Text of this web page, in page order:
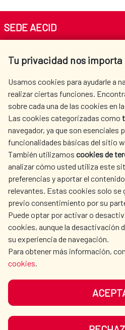
Tu privacidad nos importa
Usamos cookies para ayudarle a
realizar ciertas funciones.
sobre cada una de las cookies en
Las cookies categorizadas como
navegador, ya que son esenciales
funcionalidades básicas del sitio
También utilizamos cookies de
analizar cómo usted utiliza este
preferencias y aportar el
relevantes. Estas cookies solo se
previo consentimiento por su
Puede optar por activar o
cookies, aunque la desactivación
su experiencia de navegación.
Para obtener más información,
cookies.
SEDE AECID
Tel. +34 900 20 30 54​​​​​​​
AECID
L'ACTION HUMANITAIRE
ESPAGNOLE
CULTURE ET SCIENCE
NOS RÉSEAUX SOCIAUX